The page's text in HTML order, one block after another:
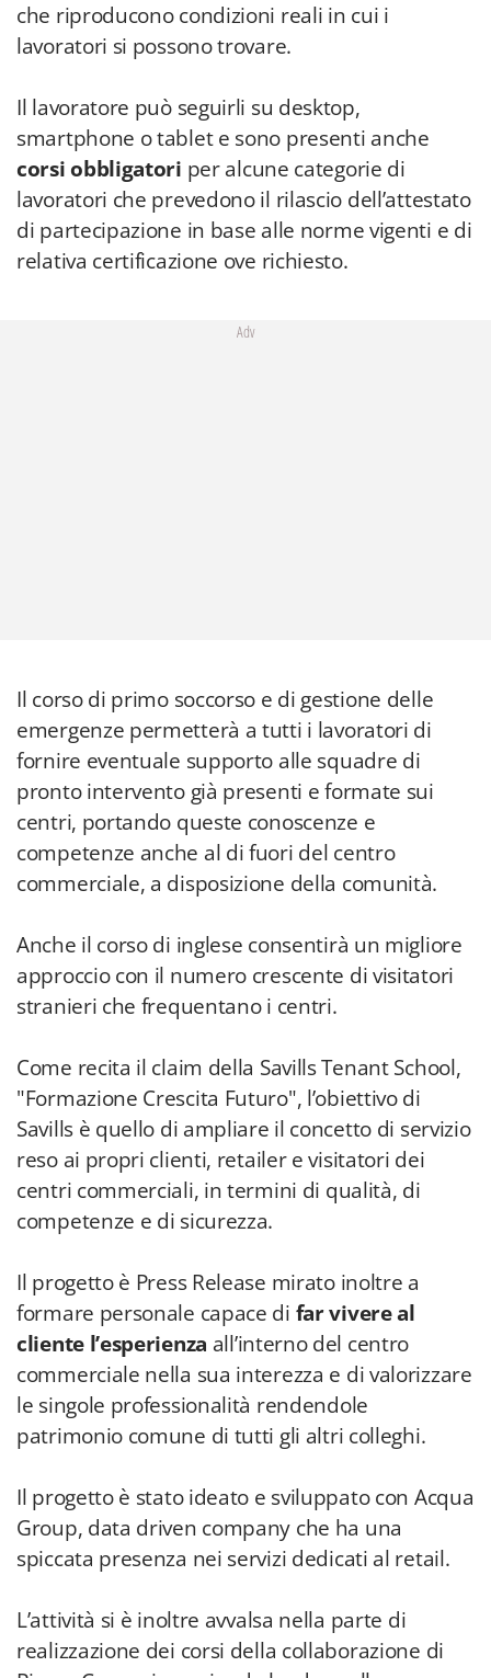
che riproducono condizioni reali in cui i
lavoratori si possono trovare.
Il lavoratore può seguirli su desktop,
smartphone o tablet e sono presenti anche
corsi obbligatori per alcune categorie di
lavoratori che prevedono il rilascio dell’attestato
di partecipazione in base alle norme vigenti e di
relativa certificazione ove richiesto.
Adv
Il corso di primo soccorso e di gestione delle
emergenze permetterà a tutti i lavoratori di
fornire eventuale supporto alle squadre di
pronto intervento già presenti e formate sui
centri, portando queste conoscenze e
competenze anche al di fuori del centro
commerciale, a disposizione della comunità.
Anche il corso di inglese consentirà un migliore
approccio con il numero crescente di visitatori
stranieri che frequentano i centri.
Come recita il claim della Savills Tenant School,
"Formazione Crescita Futuro", l’obiettivo di
Savills è quello di ampliare il concetto di servizio
reso ai propri clienti, retailer e visitatori dei
centri commerciali, in termini di qualità, di
competenze e di sicurezza.
Il progetto è Press Release mirato inoltre a
formare personale capace di far vivere al
cliente l’esperienza all’interno del centro
commerciale nella sua interezza e di valorizzare
le singole professionalità rendendole
patrimonio comune di tutti gli altri colleghi.
Il progetto è stato ideato e sviluppato con Acqua
Group, data driven company che ha una
spiccata presenza nei servizi dedicati al retail.
L’attività si è inoltre avvalsa nella parte di
realizzazione dei corsi della collaborazione di